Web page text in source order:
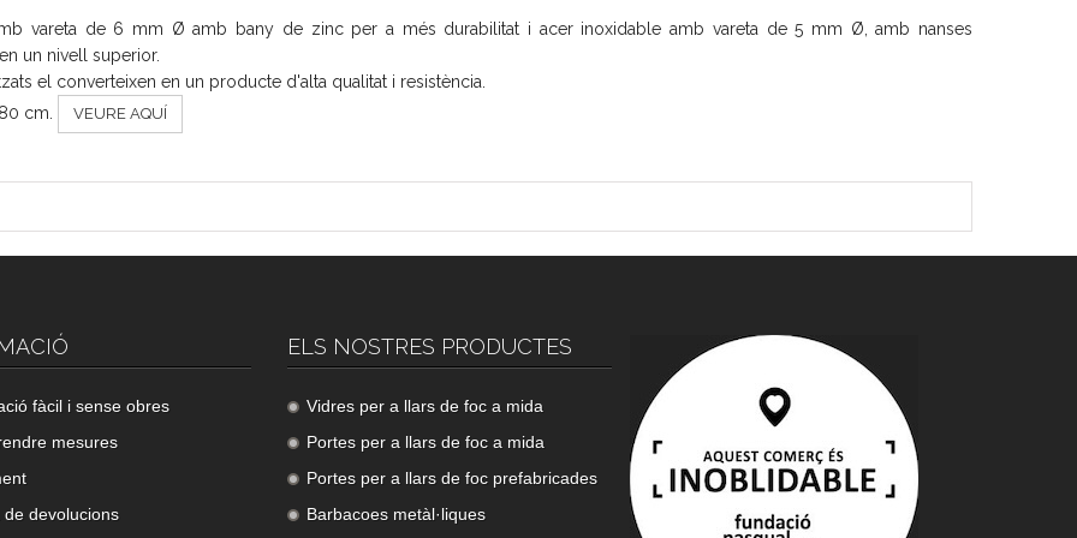
vareta de 6 mm Ø amb bany de zinc per a més durabilitat i acer inoxidable amb vareta de 5 mm Ø, amb nanses
un nivell superior.
el converteixen en un producte d'alta qualitat i resistència.
cm.
VEURE AQUÍ
fàcil i sense obres
mesures
de devolucions
ELS NOSTRES PRODUCTES
Vidres per a llars de foc a mida
Portes per a llars de foc a mida
Portes per a llars de foc prefabricades
Barbacoes metàl·liques